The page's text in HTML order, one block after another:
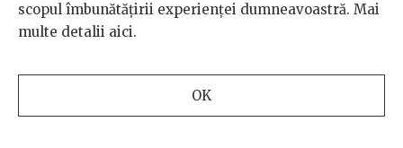
scopul îmbunătățirii experienței dumneavoastră. Mai
multe detalii aici.
OK